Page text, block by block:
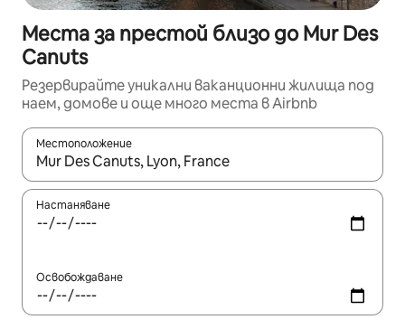
Места за престой близо до Mur Des
Canuts
Резервирайте уникални ваканционни жилища под
наем, домове и още много места в Airbnb
Местоположение
Когато резултатите се покажат, използвайте
Настаняване
Освобождаване